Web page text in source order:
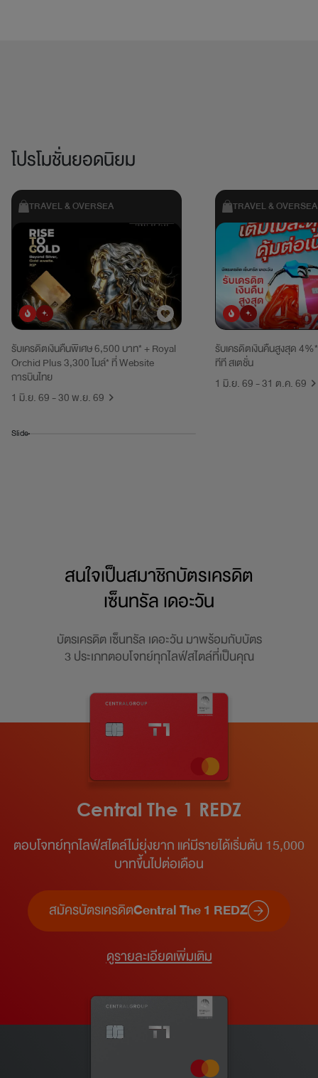
โปรโมชั่นยอดนิยม
TRAVEL & OVERSEA
ยอดนิยมมาใหม่
รับเครดิตเงินคืนพิเศษ 6,500 บาท* + Royal
Orchid Plus 3,300 ไมล์* ที่ Website
การบินไทย
1 มิ.ย. 69 - 30 พ.ย. 69
TRAVEL & OVERSEA
ยอดนิยมมาใหม่
รับเครดิตเงินคืนสูงสุด
ทีที สเตชั่น
1 มิ.ย. 69 - 31 ต.ค. 69
Slide
สนใจเป็นสมาชิกบัตรเครดิต
เซ็นทรัล เดอะวัน
บัตรเครดิต เซ็นทรัล เดอะวัน มาพร้อมกับบัตร
3 ประเภทตอบโจทย์ทุกไลฟ์สไตล์ที่เป็นคุณ
Central The 1 REDZ
ตอบโจทย์ทุกไลฟ์สไตล์ไม่ยุ่งยาก แค่มีรายได้เริ่มต้น 15,000
บาทขึ้นไปต่อเดือน​
สมัครบัตรเครดิตCentral The 1 REDZ
ดูรายละเอียดเพิ่มเติม